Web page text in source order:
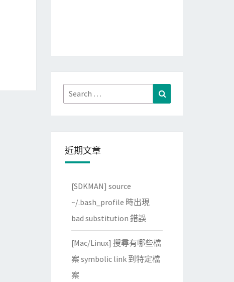
Search
for:
近期文章
[SDKMAN] source
~/.bash_profile 時出現
bad substitution 錯誤
[Mac/Linux] 搜尋有哪些檔
案 symbolic link 到特定檔
案